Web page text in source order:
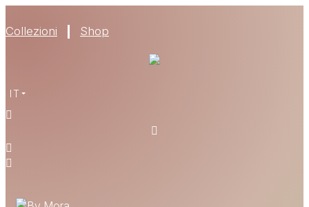
Collezioni Shop
IT
TROVA UN RIVENDITORE